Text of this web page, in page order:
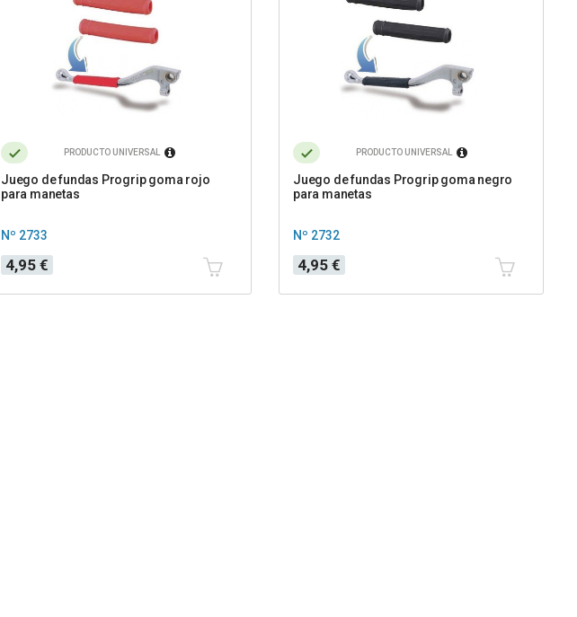
PRODUCTO UNIVERSAL
Juego de fundas Progrip goma rojo
para manetas
Nº 2733
Precio
4,95 €
PRODUCTO UNIVERSAL
Juego de fundas Progrip goma negro
para manetas
Nº 2732
Precio
4,95 €